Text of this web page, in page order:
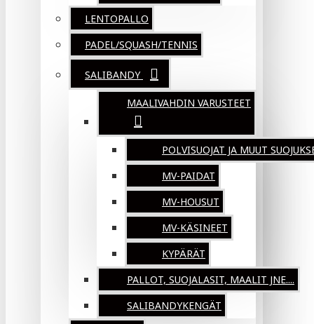
LENTOPALLO
PADEL/SQUASH/TENNIS
SALIBANDY
MAALIVAHDIN VARUSTEET
POLVISUOJAT JA MUUT
MV-PAIDAT
MV-HOUSUT
MV-KÄSINEET
KYPÄRÄT
PALLOT, SUOJALASIT, MAALIT JNE....
SALIBANDYKENGÄT